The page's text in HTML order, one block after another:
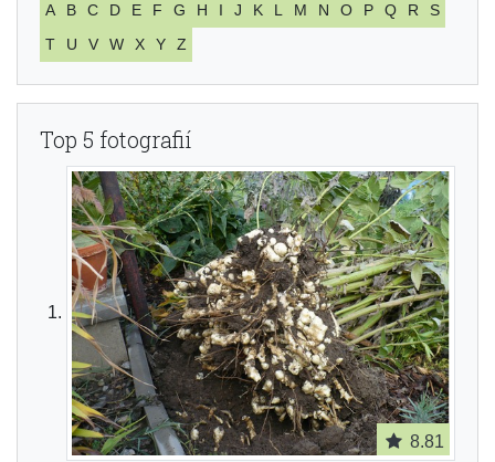
A B C D E F G H I J K L M N O P Q R
S
T
U V W X Y Z
Top 5 fotografií
8.81